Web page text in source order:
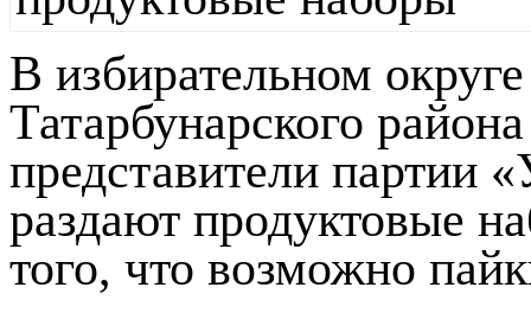
В избирательном
Татарбунарского
представители
раздают продуктовые
того, что возможно